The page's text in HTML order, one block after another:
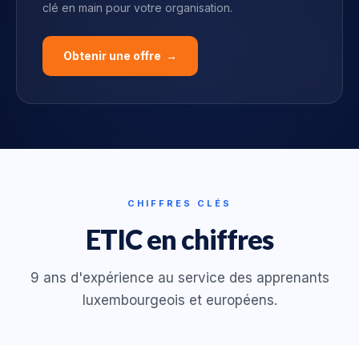
clé en main pour votre organisation.
Obtenir une offre →
CHIFFRES CLÉS
ETIC en chiffres
9 ans d'expérience au service des apprenants
luxembourgeois et européens.